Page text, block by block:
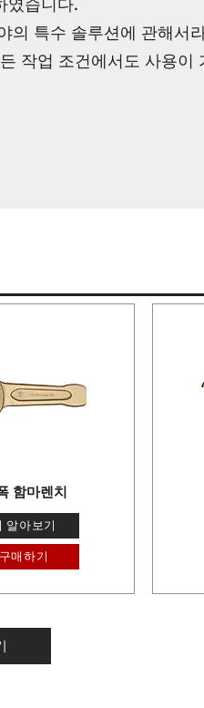
의 특수 솔루션에 관해
작업 조건에서도 사용
함마렌치
알아보기
구매하기